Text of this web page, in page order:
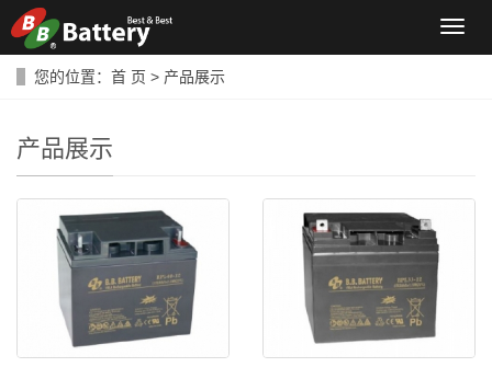
导
您的位置： 首 页 > 产品展示
产品展示